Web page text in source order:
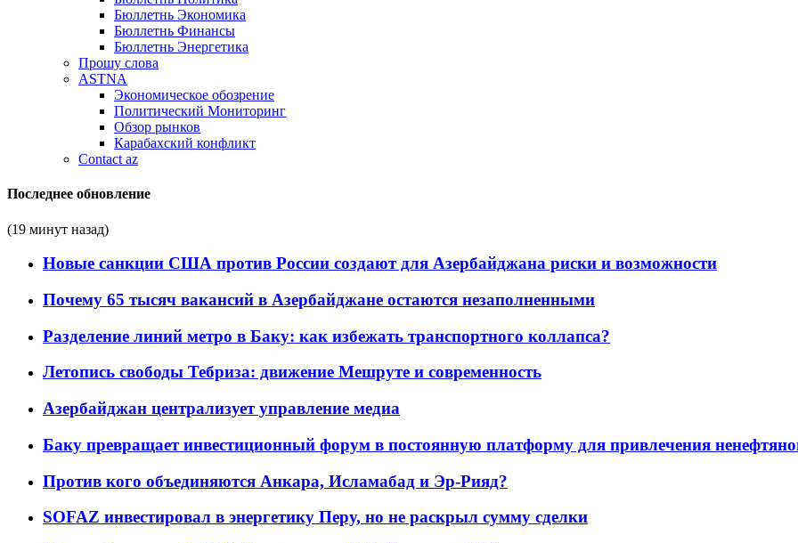
Бюллетнь Экономика
Бюллетнь Финансы
Бюллетнь Энергетика
Прошу слова
ASTNA
Экономическое обозрение
Политический Мониторинг
Обзор рынков
Карабахский конфликт
Contact az
Последнее обновление
(19 минут назад)
Новые санкции США против России создают для Азербайджана риски и возможности
Почему 65 тысяч вакансий в Азербайджане остаются незаполненными
Разделение линий метро в Баку: как избежать транспортного коллапса?
Летопись свободы Тебриза: движение Мешруте и современность
Азербайджан централизует управление медиа
Баку превращает инвестиционный форум в постоянную платформу для привлечения
Против кого объединяются Анкара, Исламабад и Эр-Рияд?
SOFAZ инвестировал в энергетику Перу, но не раскрыл сумму сделки